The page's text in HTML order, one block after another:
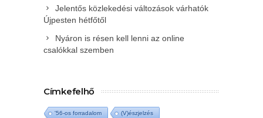
Jelentős közlekedési változások várhatók
Újpesten hétfőtől
Nyáron is résen kell lenni az online
csalókkal szemben
Címkefelhő
'56-os forradalom (V)észjelzés